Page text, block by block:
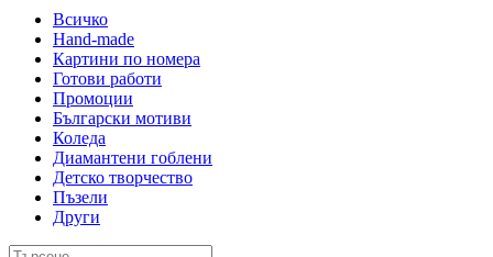
Всичко
Hand-made
Картини по номера
Готови работи
Промоции
Български мотиви
Коледа
Диамантени гоблени
Детско творчество
Пъзели
Други